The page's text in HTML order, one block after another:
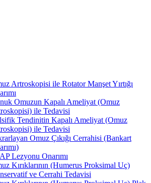
Artroskopisi ile Rotator Manşet Yırtığı
Omuzun Kapalı Ameliyat (Omuz
ile Tedavisi
Tendinitin Kapalı Ameliyat (Omuz
ile Tedavisi
Omuz Çıkığı Cerrahisi (Bankart
Lezyonu Onarımı
Kırıklarının (Humerus Proksimal Uç)
ve Cerrahi Tedavisi